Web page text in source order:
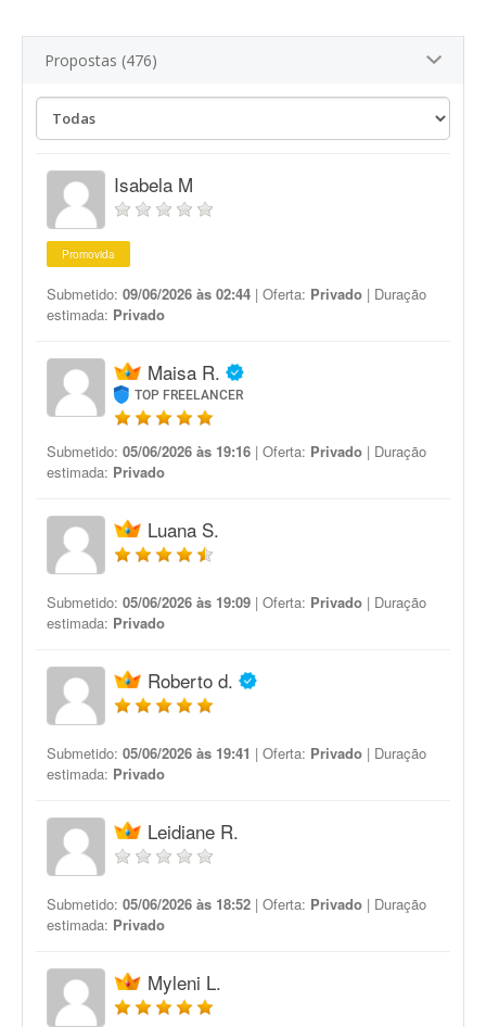
Propostas (476)
Isabela M
Promovida
Submetido: 09/06/2026 às 02:44 | Oferta: Privado | Duração
estimada: Privado
Maisa R.
TOP FREELANCER
Submetido: 05/06/2026 às 19:16 | Oferta: Privado | Duração
estimada: Privado
Luana S.
Submetido: 05/06/2026 às 19:09 | Oferta: Privado | Duração
estimada: Privado
Roberto d.
Submetido: 05/06/2026 às 19:41 | Oferta: Privado | Duração
estimada: Privado
Leidiane R.
Submetido: 05/06/2026 às 18:52 | Oferta: Privado | Duração
estimada: Privado
Myleni L.